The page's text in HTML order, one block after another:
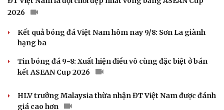
Từng đi tìm "đôi chân" cho mình, nữ giám đốc mở ra cơ
hội cho người khuyết tật
Giải nỗi đau quá tải ứng dụng với nền tảng hội tụ mới
của Viettel
Techcom Life và cách tiếp cận mới cho bài toán bảo vệ
sức khỏe của người Việt
THỂ THAO